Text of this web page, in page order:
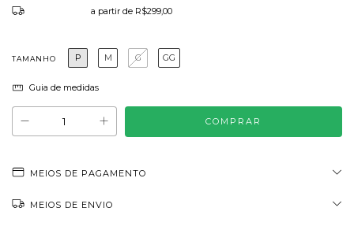
a partir de R$299,00
TAMANHO P M G GG
Guia de medidas
MEIOS DE PAGAMENTO
MEIOS DE ENVIO